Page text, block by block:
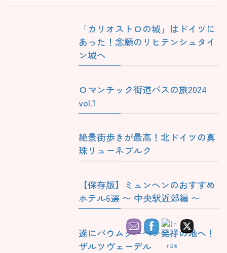
「カリオストロの城」はドイツに
あった！念願のリヒテンシュタイ
ン城へ
ロマンチック街道バスの旅2024
vol.1
絶景街歩きが最高！北ドイツの真
珠リューネブルク
【保存版】ミュンヘンのおすすめ
ホテル6選 〜 中央駅近郊編 〜
遂にバウムクーヘン発祥の地へ！
ザルツヴェーデル